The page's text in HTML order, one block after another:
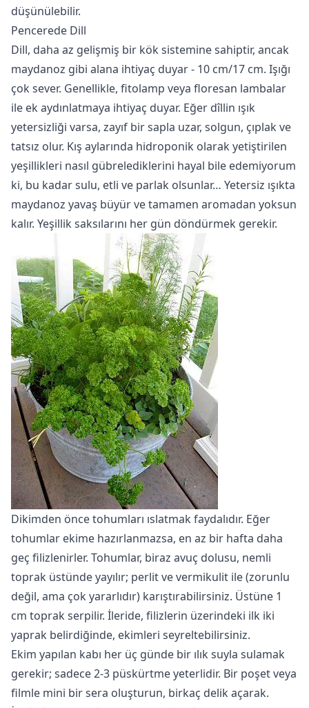
düşünülebilir.
Pencerede Dill
Dill, daha az gelişmiş bir kök sistemine sahiptir, ancak
maydanoz gibi alana ihtiyaç duyar - 10 cm/17 cm. Işığı
çok sever. Genellikle, fitolamp veya floresan lambalar
ile ek aydınlatmaya ihtiyaç duyar. Eğer dîllin ışık
yetersizliği varsa, zayıf bir sapla uzar, solgun, çıplak ve
tatsız olur. Kış aylarında hidroponik olarak yetiştirilen
yeşillikleri nasıl gübrelediklerini hayal bile edemiyorum
ki, bu kadar sulu, etli ve parlak olsunlar… Yetersiz ışıkta
maydanoz yavaş büyür ve tamamen aromadan yoksun
kalır. Yeşillik saksılarını her gün döndürmek gerekir.
Dikimden öncetohumları ıslatmak faydalıdır. Eğer
tohumlar ekime hazırlanmazsa, en az bir hafta daha
geç filizlenirler. Tohumlar, biraz avuç dolusu, nemli
toprak üstünde yayılır; perlit ve vermikulit ile (zorunlu
değil, ama çok yararlıdır) karıştırabilirsiniz. Üstüne 1
cm toprak serpilir. İleride, filizlerin üzerindeki ilk iki
yaprak belirdiğinde, ekimleri seyreltebilirsiniz.
Ekim yapılan kabı her üç günde bir ılık suyla sulamak
gerekir; sadece 2-3 püskürtme yeterlidir. Bir poşet veya
filmle mini bir sera oluşturun, birkaç delik açarak.